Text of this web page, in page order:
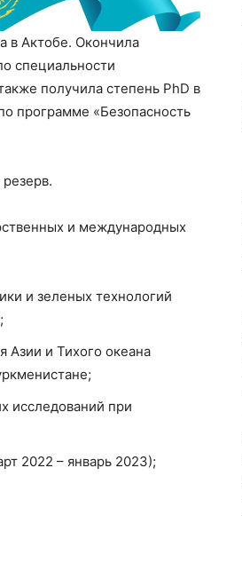
в Актобе. Окончила
специальности
получила степень PhD в
программе «Безопасность
и международных
и зеленых технологий
Азии и Тихого океана
исследований при
2022 – январь 2023);